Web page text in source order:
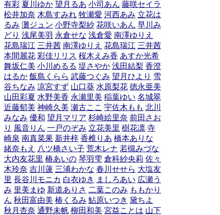
有彩 夏川ゆか 望月るあ 小司あん 藤咲セイラ
松井加奈 木島すみれ 牧瀬愛 河西あみ 立花は
るみ 灘ジュン 小野寺梨紗 花咲いあん 早川み
どり 浅尾美羽 永倉せな 浅倉愛 南澤ゆりえ
花島瑞江 三井茜 南澤ゆりえ 花島瑞江 三井茜
本間麗花 彩佳リリス 桜木えみ香 あすか光希
舞坂仁美 小川めるる 堤さやか 浅田結梨 香澄
はるか 飯島くらら 武藤つぐみ 望月ひより 雪
谷ちなみ 凉宮すず 山口葵 水原梨花 徳永亜美
山田彩夏 水野美香 永瀬里美 稲葉ゆい 名城翠
近藤郁美 神崎久美 瀬古ここ 宇佐木もも 北川
みなみ 優和 望月マリア 杉崎絵里奈 前田さお
り 風音りん 一戸のぞみ 立花美里 樹花凛 寺
崎泉 南真菜果 新井梓 香椎りあ 橋本ありな
緒奈もえ
八ツ橋さい子 荒木レナ 若槻みづな
大内友花里 椿あいの 琴羽雫 倉科紗央莉 佐々
木玲奈 吉川蓮 三浦わかな 春川せせら 大塩友
里 長谷川モニカ 白衣ゆき ましろあい 広瀬う
み 里美まゆ 新道ありさ 二葉このみ ももかり
ん 秋田富由美 椿くるみ 鮎原いつき 黛ちよ
秋月杏奈 通野未帆 柳田和美 宮益ことは 山下